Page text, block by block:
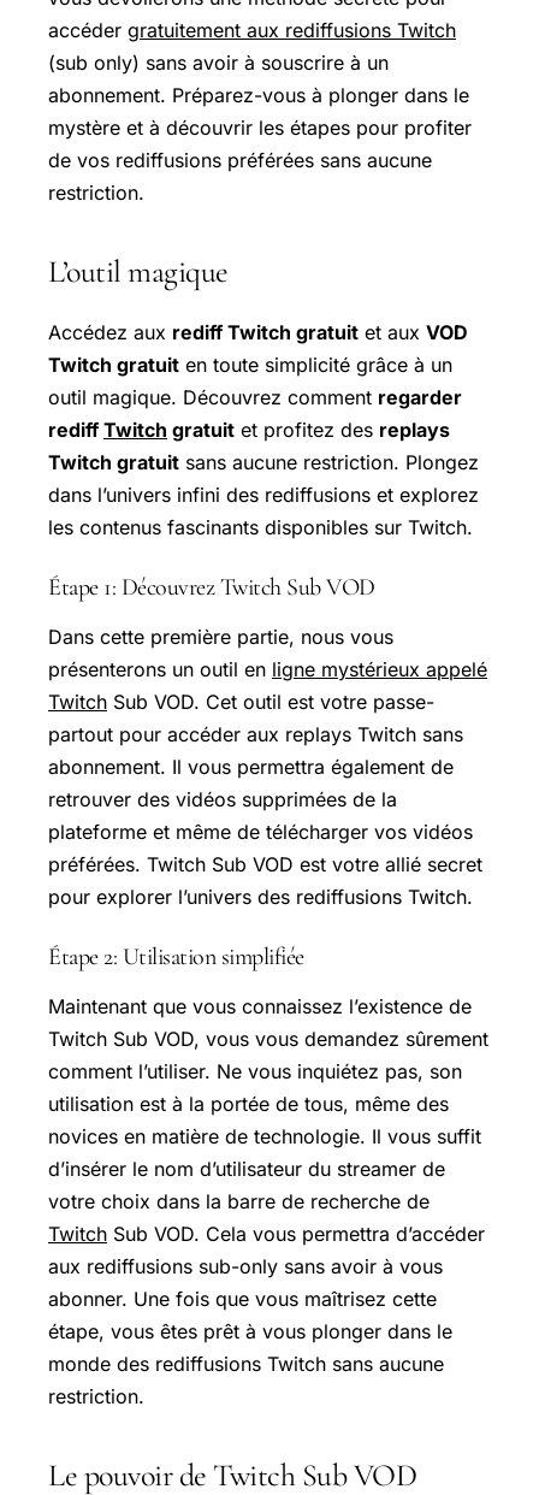
accéder gratuitement aux rediffusions Twitch
(sub only) sans avoir à souscrire à un
abonnement. Préparez-vous à plonger dans le
mystère et à découvrir les étapes pour profiter
de vos rediffusions préférées sans aucune
restriction.
L’outil magique
Accédez aux rediff Twitch gratuit et aux VOD
Twitch gratuit en toute simplicité grâce à un
outil magique. Découvrez comment regarder
rediffTwitch gratuit et profitez des replays
Twitch gratuit sans aucune restriction. Plongez
dans l’univers infini des rediffusions et explorez
les contenus fascinants disponibles sur Twitch.
Étape 1: Découvrez Twitch Sub VOD
Dans cette première partie, nous vous
présenterons un outil en ligne mystérieux appelé
Twitch Sub VOD. Cet outil est votre passe-
partout pour accéder aux replays Twitch sans
abonnement. Il vous permettra également de
retrouver des vidéos supprimées de la
plateforme et même de télécharger vos vidéos
préférées. Twitch Sub VOD est votre allié secret
pour explorer l’univers des rediffusions Twitch.
Étape 2: Utilisation simplifiée
Maintenant que vous connaissez l’existence de
Twitch Sub VOD, vous vous demandez sûrement
comment l’utiliser. Ne vous inquiétez pas, son
utilisation est à la portée de tous, même des
novices en matière de technologie. Il vous suffit
d’insérer le nom d’utilisateur du streamer de
votre choix dans la barre de recherche de
Twitch Sub VOD. Cela vous permettra d’accéder
aux rediffusions sub-only sans avoir à vous
abonner. Une fois que vous maîtrisez cette
étape, vous êtes prêt à vous plonger dans le
monde des rediffusions Twitch sans aucune
restriction.
Le pouvoir de Twitch Sub VOD